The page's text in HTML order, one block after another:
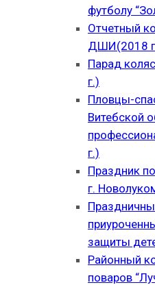
футболу
Отчетный
ДШИ(2018
Парад
г.)
Пловцы-
Витебской
г.)
Праздник
г.
защиты
Районный
поваров